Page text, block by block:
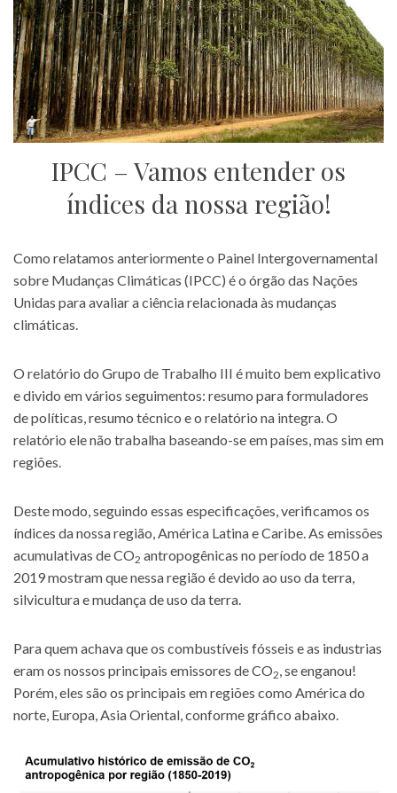
IPCC – Vamos entender os
índices da nossa região!
Como relatamos anteriormente o Painel Intergovernamental
sobre Mudanças Climáticas (IPCC) é o órgão das Nações
Unidas para avaliar a ciência relacionada às mudanças
climáticas.
O relatório do Grupo de Trabalho III é muito bem explicativo
e divido em vários seguimentos: resumo para formuladores
de políticas, resumo técnico e o relatório na integra. O
relatório ele não trabalha baseando-se em países, mas sim em
regiões.
Deste modo, seguindo essas especificações, verificamos os
índices da nossa região, América Latina e Caribe. As emissões
acumulativas de CO2 antropogênicas no período de 1850 a
2019 mostram que nessa região é devido ao uso da terra,
silvicultura e mudança de uso da terra.
Para quem achava que os combustíveis fósseis e as industrias
eram os nossos principais emissores de CO2, se enganou!
Porém, eles são os principais em regiões como América do
norte, Europa, Asia Oriental, conforme gráfico abaixo.